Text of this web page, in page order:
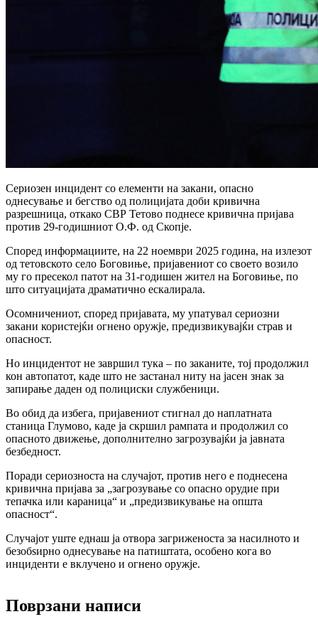
Сериозен инцидент со елементи на закани, опасно
однесување и бегство од полицијата доби кривична
разрешница, откако СВР Тетово поднесе кривична пријава
против 29-годишниот О.Ф. од Скопје.
Според информациите, на 22 ноември 2025 година, на излезот
од тетовското село Боговиње, пријавениот со своето возило
му го пресекол патот на 31-годишен жител на Боговиње, по
што ситуацијата драматично ескалирала.
Осомничениот, според пријавата, му упатувал сериозни
закани користејќи огнено оружје, предизвикувајќи страв и
опасност.
Но инцидентот не завршил тука – по заканите, тој продолжил
кон автопатот, каде што не застанал ниту на јасен знак за
запирање даден од полициски службеници.
Во обид да избега, пријавениот стигнал до наплатната
станица Глумово, каде ја скршил рампата и продолжил со
опасното движење, дополнително загрозувајќи ја јавната
безбедност.
Поради сериозноста на случајот, против него е поднесена
кривична пријава за „загрозување со опасно орудие при
тепачка или караница“ и „предизвикување на општа
опасност“.
Случајот уште еднаш ја отвора загриженоста за насилното и
безобѕирно однесување на патиштата, особено кога во
инциденти е вклучено и огнено оружје.
Поврзани написи